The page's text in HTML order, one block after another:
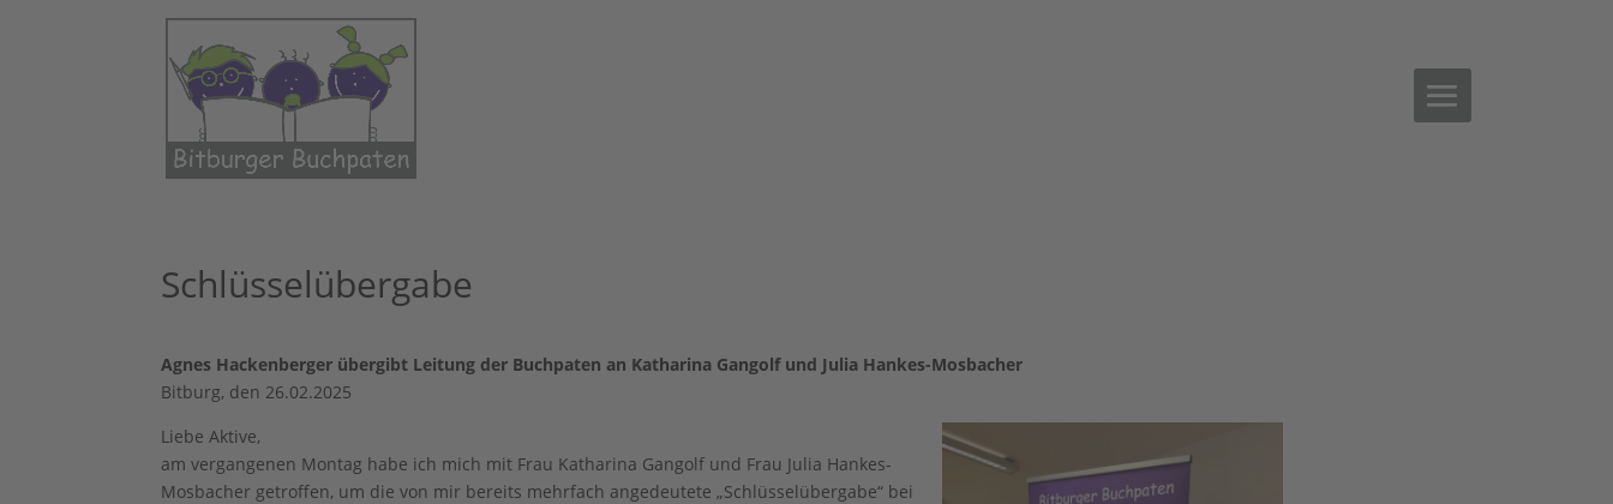
Schlüsselübergabe
Agnes Hackenberger übergibt Leitung der Buchpaten an Katharina Gangolf und Julia Hankes-Mosbacher
Bitburg, den 26.02.2025
Liebe Aktive,
am vergangenen Montag habe ich mich mit Frau Katharina Gangolf und Frau Julia Hankes-
Mosbacher getroffen, um die von mir bereits mehrfach angedeutete „Schlüsselübergabe“ bei